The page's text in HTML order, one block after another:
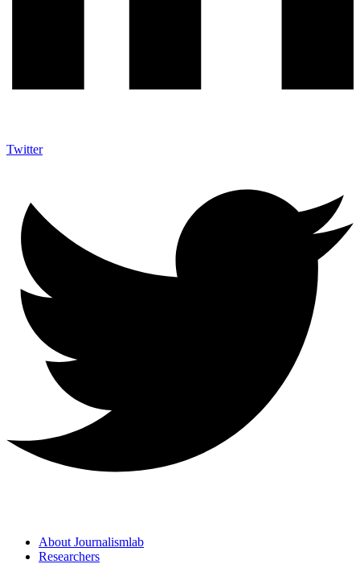
Twitter
About Journalismlab
Researchers